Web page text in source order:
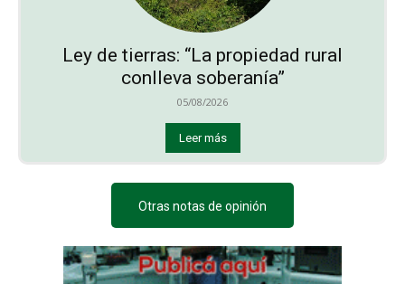
Ley de tierras: “La propiedad rural
conlleva soberanía”
05/08/2026
Leer más
Otras notas de opinión